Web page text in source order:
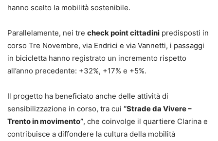
hanno scelto la mobilità sostenibile.
Parallelamente, nei tre check point cittadini predisposti in
corso Tre Novembre, via Endrici e via Vannetti, i passaggi
in bicicletta hanno registrato un incremento rispetto
all’anno precedente: +32%, +17% e +5%.
Il progetto ha beneficiato anche delle attività di
sensibilizzazione in corso, tra cui “Strade da Vivere –
Trento in movimento”, che coinvolge il quartiere Clarina e
contribuisce a diffondere la cultura della mobilità